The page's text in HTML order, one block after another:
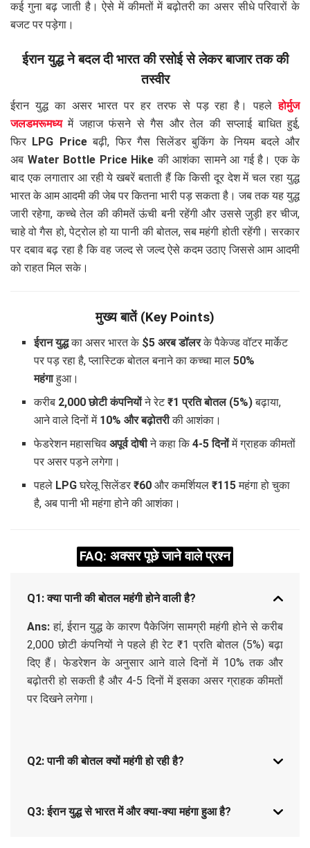
कई गुना बढ़ जाती है। ऐसे में कीमतों में बढ़ोतरी का असर सीधे परिवारों के
बजट पर पड़ेगा।
ईरान युद्ध ने बदल दी भारत की रसोई से लेकर बाजार तक की
तस्वीर
ईरान युद्ध का असर भारत पर हर तरफ से पड़ रहा है। पहलेहोर्मुज
जलडमरूमध्यमें जहाज फंसने से गैस और तेल की सप्लाई बाधित हुई,
फिर LPG Priceबढ़ी, फिर गैस सिलेंडर बुकिंग के नियम बदले और
अब Water Bottle Price Hike की आशंका सामने आ गई है। एक के
बाद एक लगातार आ रही ये खबरें बताती हैं कि किसी दूर देश में चल रहा युद्ध
भारत के आम आदमी की जेब पर कितना भारी पड़ सकता है। जब तक यह युद्ध
जारी रहेगा, कच्चे तेल की कीमतें ऊंची बनी रहेंगी और उससे जुड़ी हर चीज,
चाहे वो गैस हो, पेट्रोल हो या पानी की बोतल, सब महंगी होती रहेंगी। सरकार
पर दबाव बढ़ रहा है कि वह जल्द से जल्द ऐसे कदम उठाए जिससे आम आदमी
को राहत मिल सके।
मुख्य बातें (Key Points)
ईरान युद्धका असर भारत के $5 अरब डॉलरके पैकेज्ड वॉटर मार्केट
पर पड़ रहा है, प्लास्टिक बोतल बनाने का कच्चा माल50%
महंगाहुआ।
करीब 2,000 छोटी कंपनियोंने रेट₹1 प्रति बोतल (5%)बढ़ाया,
आने वाले दिनों में 10% और बढ़ोतरीकी आशंका।
फेडरेशन महासचिवअपूर्व दोषीने कहा कि4-5 दिनोंमें ग्राहक कीमतों
पर असर पड़ने लगेगा।
पहले LPGघरेलू सिलेंडर₹60 और कमर्शियल₹115महंगा हो चुका
है, अब पानी भी महंगा होने की आशंका।
FAQ: अक्सर पूछे जाने वाले प्रश्न
Q1: क्या पानी की बोतल महंगी होने वाली है?
Ans: हां, ईरान युद्ध के कारण पैकेजिंग सामग्री महंगी होने से करीब
2,000 छोटी कंपनियों ने पहले ही रेट ₹1 प्रति बोतल (5%) बढ़ा
दिए हैं। फेडरेशन के अनुसार आने वाले दिनों में 10% तक और
बढ़ोतरी हो सकती है और 4-5 दिनों में इसका असर ग्राहक कीमतों
पर दिखने लगेगा।
Q2: पानी की बोतल क्यों महंगी हो रही है?
Q3: ईरान युद्ध से भारत में और क्या-क्या महंगा हुआ है?